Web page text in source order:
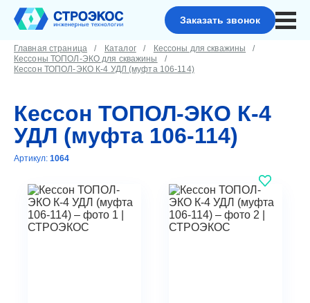
Заказать звонок
Главная страница Каталог
Кессоны для скважины
Кессоны ТОПОЛ-ЭКО для скважины
Кессон ТОПОЛ-ЭКО К-4 УДЛ (муфта 106-114)
Кессон ТОПОЛ-ЭКО К-4
УДЛ (муфта 106-114)
Артикул: 1064